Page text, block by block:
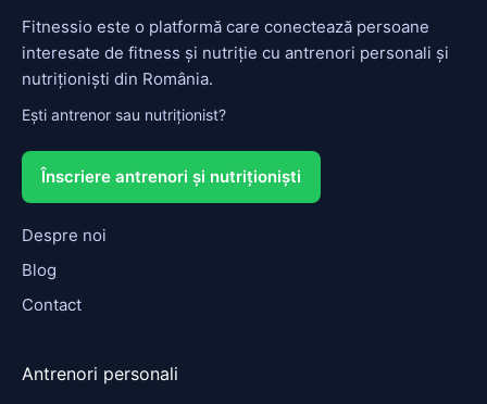
Fitnessio este o platformă care conectează persoane
interesate de fitness și nutriție cu antrenori personali și
nutriționiști din România.
Ești antrenor sau nutriționist?
Înscriere antrenori și nutriționiști
Despre noi
Blog
Contact
Antrenori personali